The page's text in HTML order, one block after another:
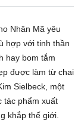
Nhân Mã yêu
hợp với tinh thần
hay bom tắm
được làm từ chai
Sielbeck, một
tác phẩm xuất
khắp thế giới.